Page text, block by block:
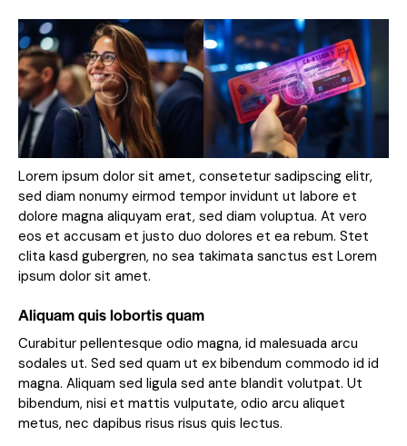
Lorem ipsum dolor sit amet, consetetur sadipscing elitr,
sed diam nonumy eirmod tempor invidunt ut labore et
dolore magna aliquyam erat, sed diam voluptua. At vero
eos et accusam et justo duo dolores et ea rebum. Stet
clita kasd gubergren, no sea takimata sanctus est Lorem
ipsum dolor sit amet.
Aliquam quis lobortis quam
Curabitur pellentesque odio magna, id malesuada arcu
sodales ut. Sed sed quam ut ex bibendum commodo id id
magna. Aliquam sed ligula sed ante blandit volutpat. Ut
bibendum, nisi et mattis vulputate, odio arcu aliquet
metus, nec dapibus risus risus quis lectus.